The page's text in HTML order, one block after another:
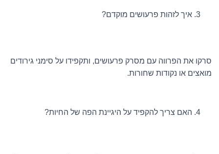
איך לזהות פרעושים מוקדם?
סרקו את הפרווה עם מסרק פרעושים, ותקפידו על סימני גירודים
מואצים או נקודות שחורות.
האם צריך להקפיד על היגיינת הפה של החיות?